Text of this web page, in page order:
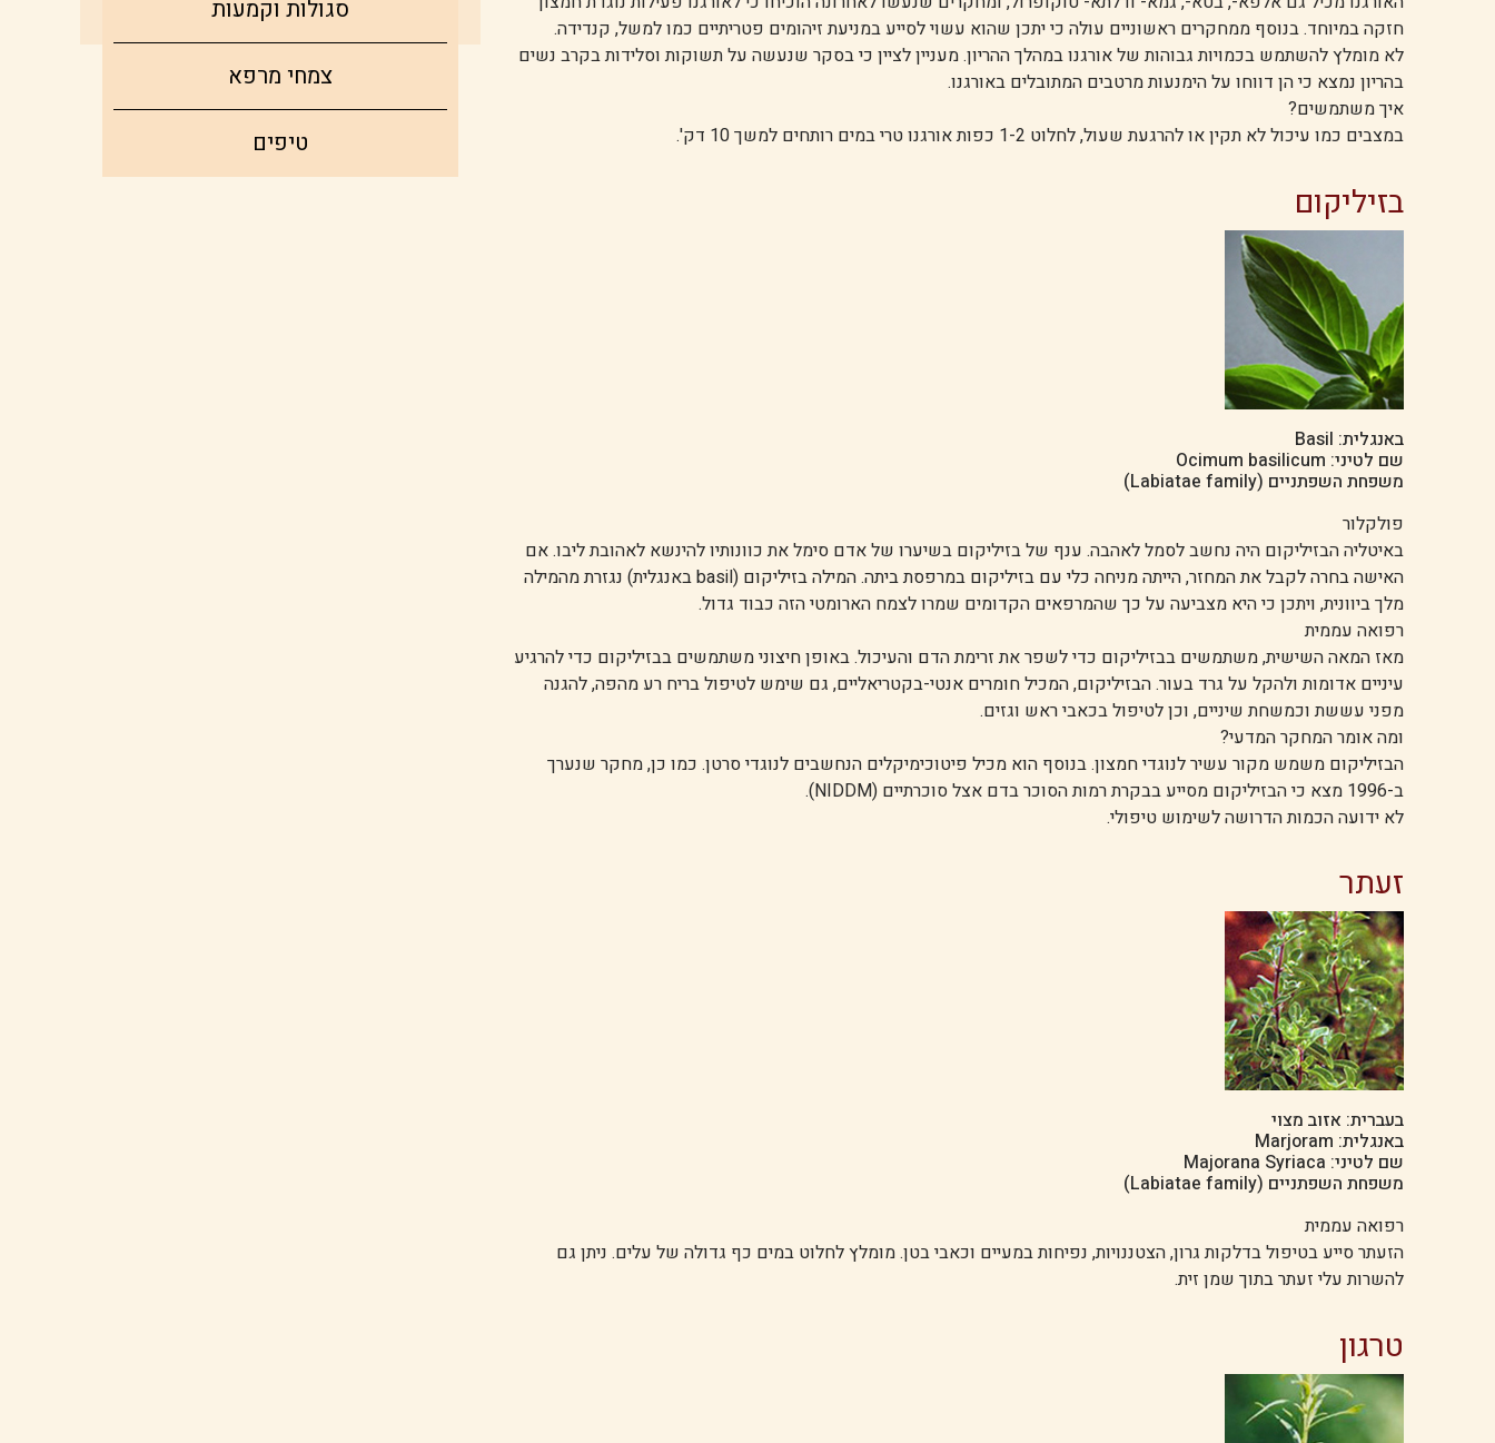
חזקה במיוחד. בנוסף ממחקרים ראשוניים עולה כי יתכן שהוא עשוי לסייע במניעת זיהומים פטריתיים כמו למשל, קנדידה.
לא מומלץ להשתמש בכמויות גבוהות של אורגנו במהלך ההריון. מעניין לציין כי בסקר שנעשה על תשוקות וסלידות בקרב נשים
בהריון נמצא כי הן דווחו על הימנעות מרטבים המתובלים באורגנו.
איך משתמשים?
במצבים כמו עיכול לא תקין או להרגעת שעול, לחלוט 1-2 כפות אורגנו טרי במים רותחים למשך 10 דק'.
בזיליקום
באנגלית: Basil
שם לטיני: Ocimum basilicum
משפחת השפתניים (Labiatae family)
פולקלור
באיטליה הבזיליקום היה נחשב לסמל לאהבה. ענף של בזיליקום בשיערו של אדם סימל את כוונותיו להינשא לאהובת ליבו. אם
האישה בחרה לקבל את המחזר, הייתה מניחה כלי עם בזיליקום במרפסת ביתה. המילה בזיליקום (basil באנגלית) נגזרת מהמילה
מלך ביוונית, ויתכן כי היא מצביעה על כך שהמרפאים הקדומים שמרו לצמח הארומטי הזה כבוד גדול.
רפואה עממית
מאז המאה השישית, משתמשים בבזיליקום כדי לשפר את זרימת הדם והעיכול. באופן חיצוני משתמשים בבזיליקום כדי להרגיע
עיניים אדומות ולהקל על גרד בעור. הבזיליקום, המכיל חומרים אנטי-בקטריאליים, גם שימש לטיפול בריח רע מהפה, להגנה
מפני עששת וכמשחת שיניים, וכן לטיפול בכאבי ראש וגזים.
ומה אומר המחקר המדעי?
הבזיליקום משמש מקור עשיר לנוגדי חמצון. בנוסף הוא מכיל פיטוכימיקלים הנחשבים לנוגדי סרטן. כמו כן, מחקר שנערך
ב-1996 מצא כי הבזיליקום מסייע בבקרת רמות הסוכר בדם אצל סוכרתיים (NIDDM).
לא ידועה הכמות הדרושה לשימוש טיפולי.
זעתר
בעברית: אזוב מצוי
באנגלית: Marjoram
שם לטיני: Majorana Syriaca
משפחת השפתניים (Labiatae family)
רפואה עממית
הזעתר סייע בטיפול בדלקות גרון, הצטננויות, נפיחות במעיים וכאבי בטן. מומלץ לחלוט במים כף גדולה של עלים. ניתן גם
להשרות עלי זעתר בתוך שמן זית.
טרגון
סגולות וקמעות
צמחי מרפא
טיפים